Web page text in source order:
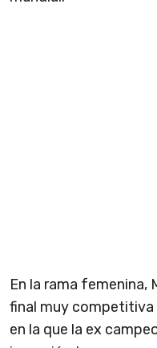
En la rama femenina,
final muy competitiva
en la que la ex